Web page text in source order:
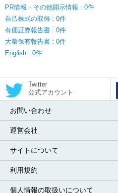
PR情報・その他開示情報 : 0件
自己株式の取得 : 0件
有価証券報告書 : 0件
大量保有報告書 : 0件
English : 0件
Twitter
公式アカウント
お問い合わせ
運営会社
サイトについて
利用規約
個人情報の取扱いについて